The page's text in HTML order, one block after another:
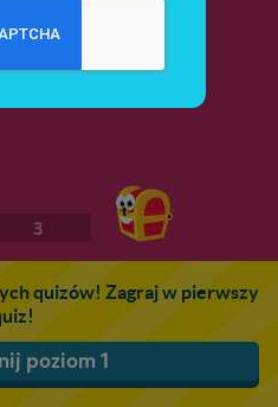
3
quizów! Zagraj w pierwszy
poziom 1